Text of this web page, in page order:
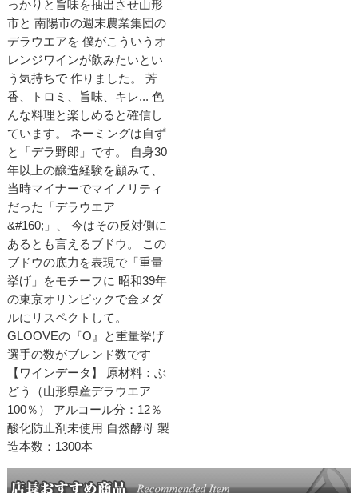
っかりと旨味を抽出させ山形
市と 南陽市の週末農業集団の
デラウエアを 僕がこういうオ
レンジワインが飲みたいとい
う気持ちで 作りました。 芳
香、トロミ、旨味、キレ... 色
んな料理と楽しめると確信し
ています。 ネーミングは自ず
と「デラ野郎」です。 自身30
年以上の醸造経験を顧みて、
当時マイナーでマイノリティ
だった「デラウエア
&#160;」、 今はその反対側に
あるとも言えるブドウ。 この
ブドウの底力を表現で「重量
挙げ」をモチーフに 昭和39年
の東京オリンピックで金メダ
ルにリスペクトして。
GLOOVEの『O』と重量挙げ
選手の数がブレンド数です
【ワインデータ】 原材料：ぶ
どう（山形県産デラウエア
100％） アルコール分：12％
酸化防止剤未使用 自然酵母 製
造本数：1300本